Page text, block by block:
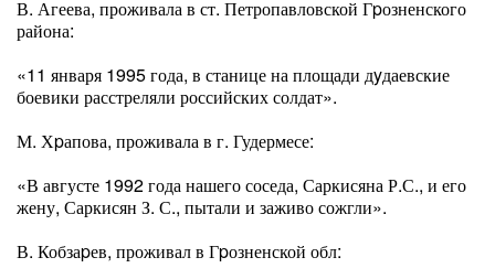
В. Агеева, проживала в ст. Петропавловской Гpозненского
района:
«11 января 1995 года, в станице на площади дyдаевские
боевики расстреляли российских солдат».
М. Хpапова, проживала в г. Гудермесе:
«В августе 1992 года нашего соседа, Саркисяна Р.С., и его
жену, Саркисян З. С., пытали и заживо сожгли».
В. Кобзаpев, проживал в Гpозненской обл: